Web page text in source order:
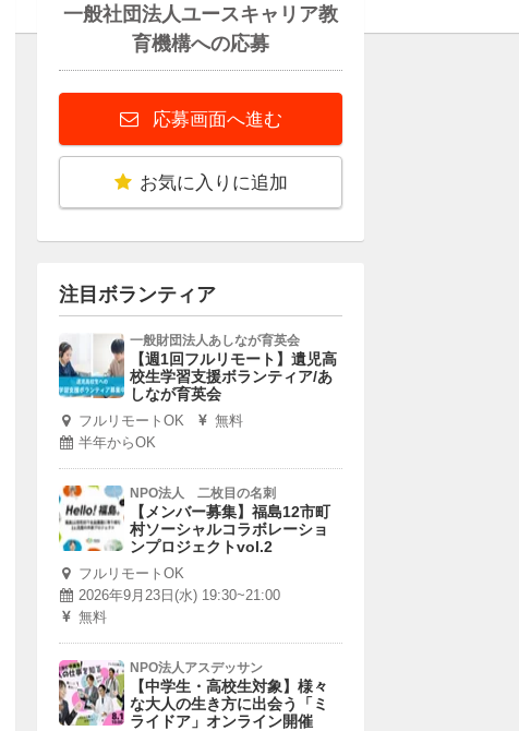
一般社団法人ユースキャリア教
育機構への応募
応募画面へ進む
お気に入りに追加
注目ボランティア
一般財団法人あしなが育英会
【週1回フルリモート】遺児高
校生学習支援ボランティア/あ
しなが育英会
フルリモートOK
無料
半年からOK
NPO法人 二枚目の名刺
【メンバー募集】福島12市町
村ソーシャルコラボレーショ
ンプロジェクトvol.2
フルリモートOK
2026年9月23日(水) 19:30~21:00
無料
NPO法人アスデッサン
【中学生・高校生対象】様々
な大人の生き方に出会う「ミ
ライドア」オンライン開催